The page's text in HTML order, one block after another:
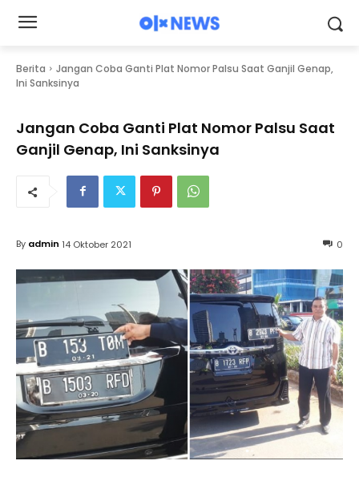
Berita
Jangan Coba Ganti Plat Nomor Palsu Saat Ganjil Genap,
Ini Sanksinya
Jangan Coba Ganti Plat Nomor Palsu Saat
Ganjil Genap, Ini Sanksinya
0
By admin 14 Oktober 2021